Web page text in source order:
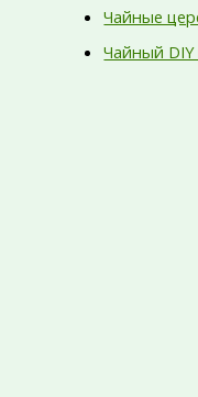
Чайные
Чайный